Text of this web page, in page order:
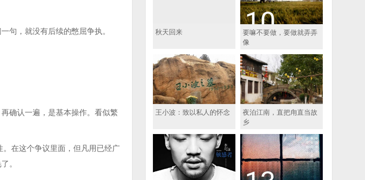
句，就没有后续的憋屈争执。
确认一遍，是基本操作。看似繁
。在这个争议里面，但凡用已经广
。
秋天回来
要嘛不要做，要做就弄弄
像
王小波：致以私人的怀念
夜泊江南，直把甪直当故
乡